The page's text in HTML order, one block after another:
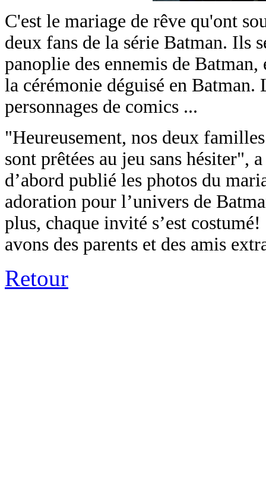
C'est le mariage de rêve qu'ont
deux fans de la série Batman. Ils
panoplie des ennemis de
la cérémonie déguisé en Batman.
personnages de comics ...
"Heureusement, nos deux
sont prêtées au jeu sans hésiter",
d’abord publié les photos du
adoration pour l’univers de
plus, chaque invité s’est
avons des parents et des amis
Retour